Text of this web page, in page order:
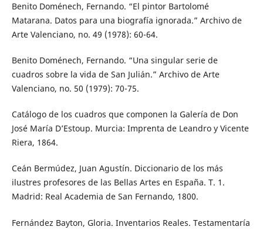
Benito Doménech, Fernando. “El pintor Bartolomé
Matarana. Datos para una biografía ignorada.” Archivo de
Arte Valenciano, no. 49 (1978): 60-64.
Benito Doménech, Fernando. “Una singular serie de
cuadros sobre la vida de San Julián.” Archivo de Arte
Valenciano, no. 50 (1979): 70-75.
Catálogo de los cuadros que componen la Galería de Don
José María D’Estoup. Murcia: Imprenta de Leandro y Vicente
Riera, 1864.
Ceán Bermúdez, Juan Agustín. Diccionario de los más
ilustres profesores de las Bellas Artes en España. T. 1.
Madrid: Real Academia de San Fernando, 1800.
Fernández Bayton, Gloria. Inventarios Reales. Testamentaría